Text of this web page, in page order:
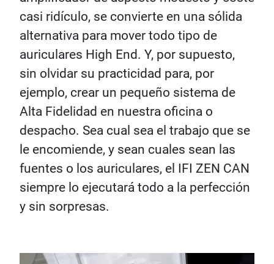
casi ridículo, se convierte en una sólida
alternativa para mover todo tipo de
auriculares High End. Y, por supuesto,
sin olvidar su practicidad para, por
ejemplo, crear un pequeño sistema de
Alta Fidelidad en nuestra oficina o
despacho. Sea cual sea el trabajo que se
le encomiende, y sean cuales sean las
fuentes o los auriculares, el IFI ZEN CAN
siempre lo ejecutará todo a la perfección
y sin sorpresas.